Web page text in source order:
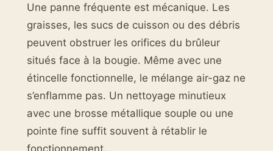
Une panne fréquente est mécanique. Les
graisses, les sucs de cuisson ou des débris
peuvent obstruer les orifices du brûleur
situés face à la bougie. Même avec une
étincelle fonctionnelle, le mélange air-gaz ne
s’enflamme pas. Un nettoyage minutieux
avec une brosse métallique souple ou une
pointe fine suffit souvent à rétablir le
fonctionnement.